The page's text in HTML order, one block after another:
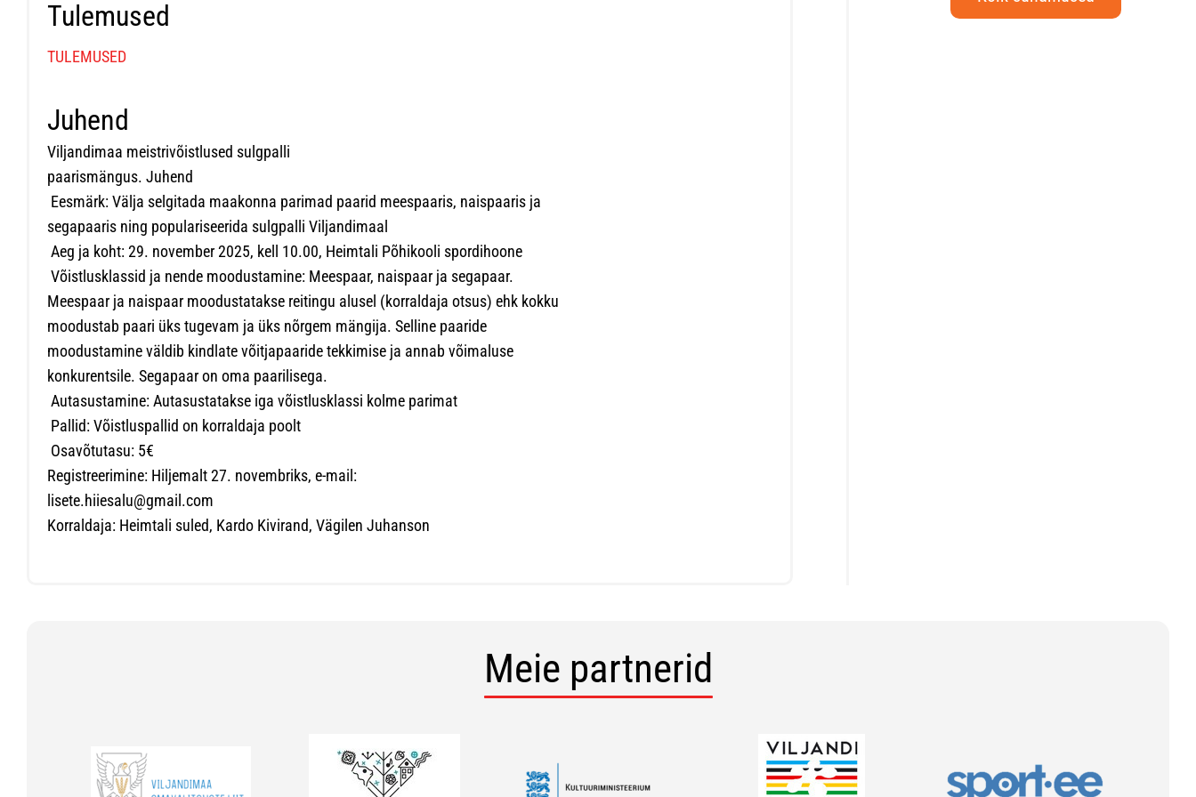
Tulemused
TULEMUSED
Juhend
Viljandimaa meistrivõistlused sulgpalli
paarismängus. Juhend
Eesmärk: Välja selgitada maakonna parimad paarid meespaaris, naispaaris ja
segapaaris ning populariseerida sulgpalli Viljandimaal
Aeg ja koht: 29. november 2025, kell 10.00, Heimtali Põhikooli spordihoone
Võistlusklassid ja nende moodustamine: Meespaar, naispaar ja segapaar.
Meespaar ja naispaar moodustatakse reitingu alusel (korraldaja otsus) ehk kokku
moodustab paari üks tugevam ja üks nõrgem mängija. Selline paaride
moodustamine väldib kindlate võitjapaaride tekkimise ja annab võimaluse
konkurentsile. Segapaar on oma paarilisega.
Autasustamine: Autasustatakse iga võistlusklassi kolme parimat
Pallid: Võistluspallid on korraldaja poolt
Osavõtutasu: 5€
Registreerimine: Hiljemalt 27. novembriks, e-mail:
lisete.hiiesalu@gmail.com
Korraldaja: Heimtali suled, Kardo Kivirand, Vägilen Juhanson
Meie partnerid